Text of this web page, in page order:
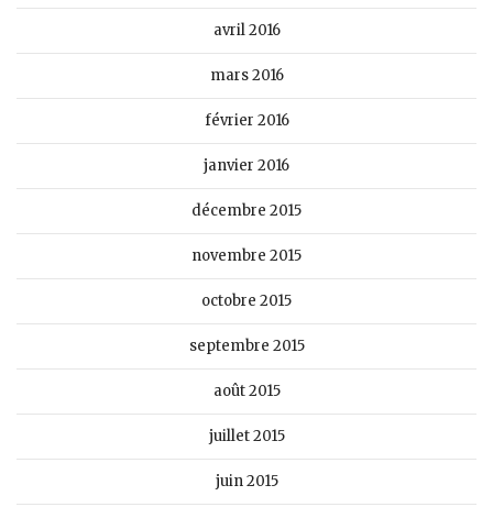
avril 2016
mars 2016
février 2016
janvier 2016
décembre 2015
novembre 2015
octobre 2015
septembre 2015
août 2015
juillet 2015
juin 2015